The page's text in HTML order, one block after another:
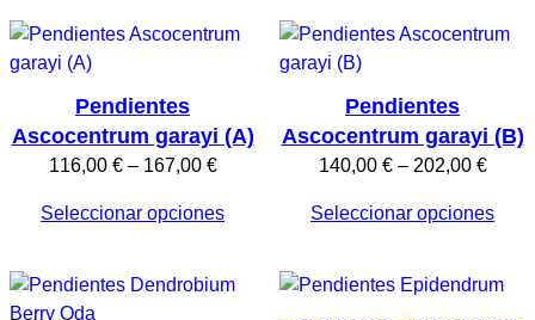
80,00 €
97,00
Pendientes
Ascocentrum garayi (A)
116,00 € – 167,00 €Rango
precios:
116,00 €
Seleccionar opciones
Pendientes
Ascocentrum garayi (B)
140,00 € – 202,00 €
Seleccionar opciones